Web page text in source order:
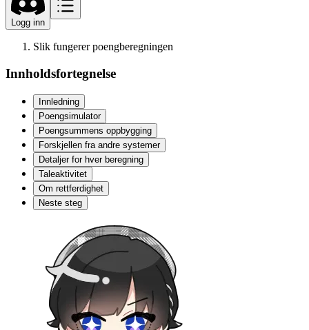
Logg inn
Slik fungerer poengberegningen
Innholdsfortegnelse
Innledning
Poengsimulator
Poengsummens oppbygging
Forskjellen fra andre systemer
Detaljer for hver beregning
Taleaktivitet
Om rettferdighet
Neste steg